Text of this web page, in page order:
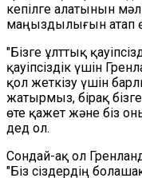
кепілге алатынын
маңыздылығын атап
"Бізге ұлттық
қауіпсіздік үшін
қол жеткізу үшін
жатырмыз, бірақ
өте қажет және біз
дед ол.
Сондай-ақ ол
"Біз сіздердің